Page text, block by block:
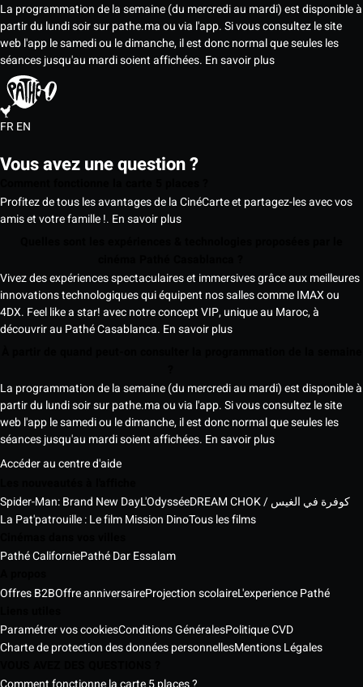
La programmation de la semaine (du mercredi au mardi) est disponible à
partir du lundi soir sur pathe.ma ou via l'app. Si vous consultez le site
web l'app le samedi ou le dimanche, il est donc normal que seules les
séances jusqu'au mardi soient affichées. En savoir plus
FREN
Vous avez une question ?
Profitez de tous les avantages de la CinéCarte et partagez-les avec vos
amis et votre famille !. En savoir plus
Vivez des expériences spectaculaires et immersives grâce aux meilleures
innovations technologiques qui équipent nos salles comme IMAX ou
4DX. Feel like a star! avec notre concept VIP, unique au Maroc, à
découvrir au Pathé Casablanca. En savoir plus
La programmation de la semaine (du mercredi au mardi) est disponible à
partir du lundi soir sur pathe.ma ou via l'app. Si vous consultez le site
web l'app le samedi ou le dimanche, il est donc normal que seules les
séances jusqu'au mardi soient affichées. En savoir plus
Accéder au centre d'aide
Spider-Man: Brand New DayL'Odyssée
DREAM CHOK / كوفرة في الغيس
La Pat'patrouille : Le film Mission DinoTous les films
Pathé CaliforniePathé Dar Essalam
Offres B2BOffre anniversaireProjection scolaireL'experience Pathé
Paramétrer vos cookiesConditions GénéralesPolitique CVD
Charte de protection des données personnellesMentions Légales